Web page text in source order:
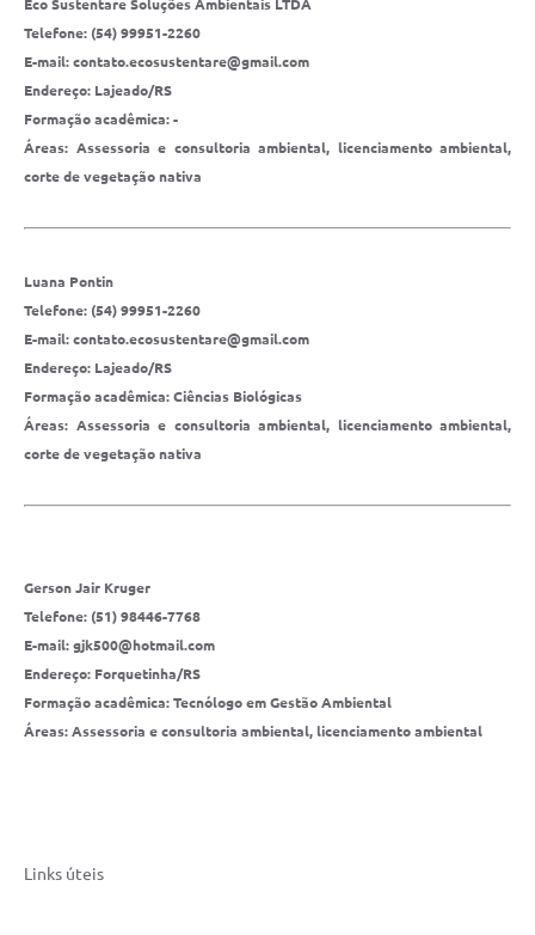
Eco Sustentare Soluções Ambientais LTDA
Telefone: (54) 99951-2260
E-mail: contato.ecosustentare@gmail.com
Endereço: Lajeado/RS
Formação acadêmica: -
Áreas: Assessoria e consultoria ambiental, licenciamento ambiental,
corte de vegetação nativa
Luana Pontin
Telefone: (54) 99951-2260
E-mail: contato.ecosustentare@gmail.com
Endereço: Lajeado/RS
Formação acadêmica: Ciências Biológicas
Áreas: Assessoria e consultoria ambiental, licenciamento ambiental,
corte de vegetação nativa
Gerson Jair Kruger
Telefone: (51) 98446-7768
E-mail: gjk500@hotmail.com
Endereço: Forquetinha/RS
Formação acadêmica: Tecnólogo em Gestão Ambiental
Áreas: Assessoria e consultoria ambiental, licenciamento ambiental
Links úteis